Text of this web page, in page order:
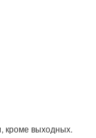
кроме выходных.